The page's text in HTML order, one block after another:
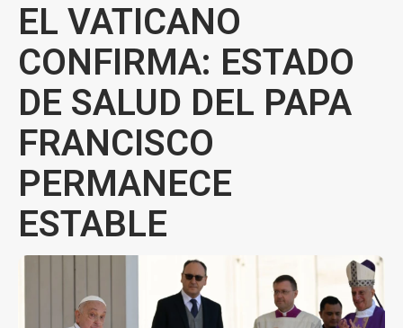
EL VATICANO
CONFIRMA: ESTADO
DE SALUD DEL PAPA
FRANCISCO
PERMANECE
ESTABLE